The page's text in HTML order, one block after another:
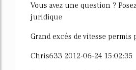
Vous avez une question ?
juridique
Grand excés de vitesse permis
Chris633 2012-06-24 15:02:35